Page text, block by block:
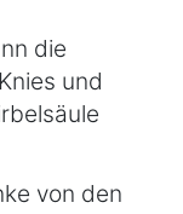
die
und
von den